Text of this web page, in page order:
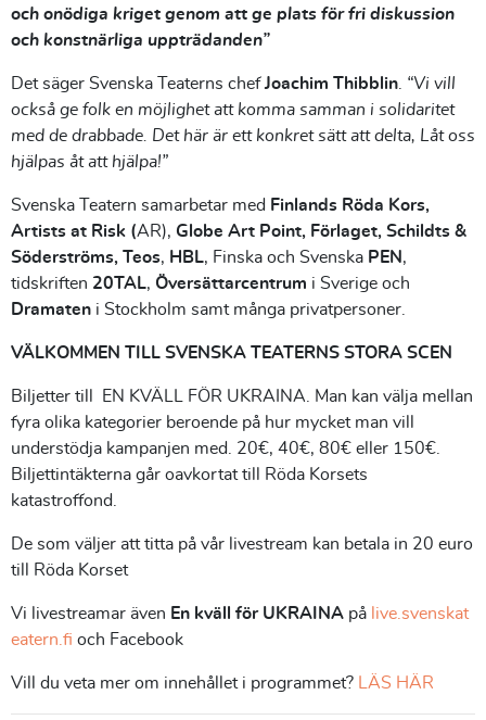
och onödiga kriget genom att ge plats för fri diskussion
och konstnärliga uppträdanden”
Det säger Svenska Teaterns chefJoachim Thibblin “Vi vill
också ge folk en möjlighet att komma samman i solidaritet
med de drabbade. Det här är ett konkret sätt att delta, Låt oss
hjälpas åt att hjälpa!”
Svenska Teatern samarbetar med Finlands Röda Kors,
Artists at Risk (AR), Globe Art Point, Förlaget, Schildts &
Söderströms, Teos, HBL, Finska och Svenska PEN ,
tidskriften 20TAL, Översättarcentrum i Sverige och
Dramaten i Stockholm samt många privatpersoner.
VÄLKOMMEN TILL SVENSKA TEATERNS STORA SCEN
Biljetter till EN KVÄLL FÖR UKRAINA. Man kan välja mellan
fyra olika kategorier beroende på hur mycket man vill
understödja kampanjen med. 20€, 40€, 80€ eller 150€.
Biljettintäkterna går oavkortat till Röda Korsets
katastroffond.
De som väljer att titta på vår livestream kan betala in 20 euro
till Röda Korset
Vi livestreamar även En kväll för UKRAINA på live.svenskat
eatern.fi och Facebook
Vill du veta mer om innehållet i programmet? LÄS HÄR